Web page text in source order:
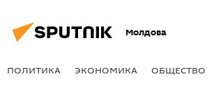
Молдова
ПОЛИТИКА ЭКОНОМИКА ОБЩЕСТВО